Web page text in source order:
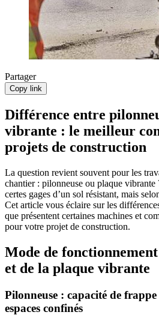
Partager
Copy link
Différence entre
vibrante : le meilleur
projets de construction
La question revient souvent pour les
chantier : pilonneuse ou plaque vibrante
certes gages d’un sol résistant, mais
Cet article vous éclaire sur les
que présentent certaines machines et
pour votre projet de construction.
Mode de
et de la plaque vibrante
Pilonneuse : capacité de
espaces confinés